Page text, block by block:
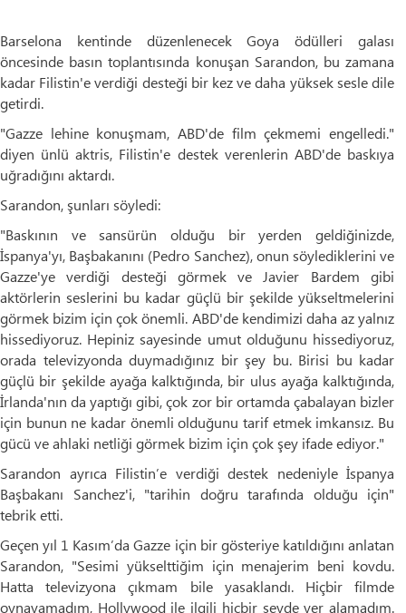
Barselona kentinde düzenlenecek Goya ödülleri galası
öncesinde basın toplantısında konuşan Sarandon, bu zamana
kadar Filistin'e verdiği desteği bir kez ve daha yüksek sesle dile
getirdi.
"Gazze lehine konuşmam, ABD'de film çekmemi engelledi."
diyen ünlü aktris, Filistin'e destek verenlerin ABD'de baskıya
uğradığını aktardı.
Sarandon, şunları söyledi:
"Baskının ve sansürün olduğu bir yerden geldiğinizde,
İspanya'yı, Başbakanını (Pedro Sanchez), onun söylediklerini ve
Gazze'ye verdiği desteği görmek ve Javier Bardem gibi
aktörlerin seslerini bu kadar güçlü bir şekilde yükseltmelerini
görmek bizim için çok önemli. ABD'de kendimizi daha az yalnız
hissediyoruz. Hepiniz sayesinde umut olduğunu hissediyoruz,
orada televizyonda duymadığınız bir şey bu. Birisi bu kadar
güçlü bir şekilde ayağa kalktığında, bir ulus ayağa kalktığında,
İrlanda'nın da yaptığı gibi, çok zor bir ortamda çabalayan bizler
için bunun ne kadar önemli olduğunu tarif etmek imkansız. Bu
gücü ve ahlaki netliği görmek bizim için çok şey ifade ediyor."
Sarandon ayrıca Filistin’e verdiği destek nedeniyle İspanya
Başbakanı Sanchez'i, "tarihin doğru tarafında olduğu için"
tebrik etti.
Geçen yıl 1 Kasım’da Gazze için bir gösteriye katıldığını anlatan
Sarandon, "Sesimi yükselttiğim için menajerim beni kovdu.
Hatta televizyona çıkmam bile yasaklandı. Hiçbir filmde
oynayamadım, Hollywood ile ilgili hiçbir şeyde yer alamadım.